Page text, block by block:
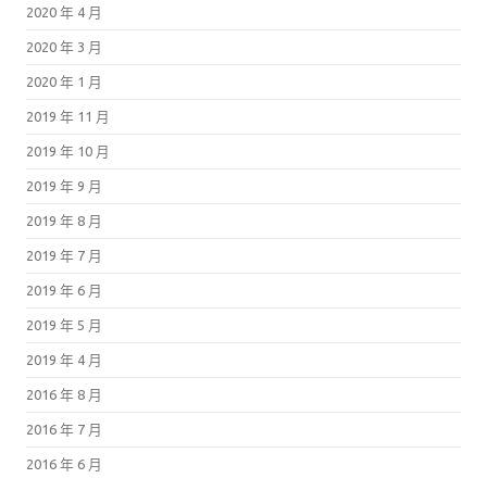
2020 年 4 月
2020 年 3 月
2020 年 1 月
2019 年 11 月
2019 年 10 月
2019 年 9 月
2019 年 8 月
2019 年 7 月
2019 年 6 月
2019 年 5 月
2019 年 4 月
2016 年 8 月
2016 年 7 月
2016 年 6 月